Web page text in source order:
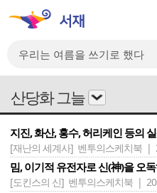
산당화 그늘
지진, 화산, 홍수, 허리케인 등의
[재난의 세계사] 벤투의스케치북 |
밈, 이기적 유전자로 신(神)을 오
[도킨스의 신] 벤투의스케치북 |